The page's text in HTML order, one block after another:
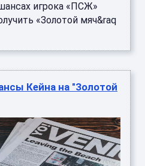
игрока «ПСЖ»
«Золотой мяч&raq
Кейна на "Золотой